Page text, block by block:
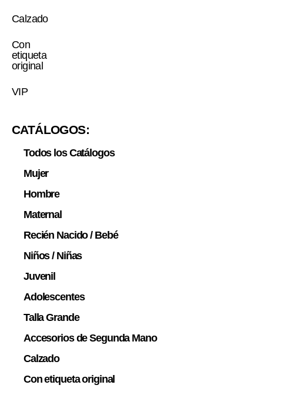
Calzado
Con
etiqueta
original
VIP
CATÁLOGOS:
Todos los Catálogos
Mujer
Hombre
Maternal
Recién Nacido / Bebé
Niños / Niñas
Juvenil
Adolescentes
Talla Grande
Accesorios de Segunda Mano
Calzado
Con etiqueta original